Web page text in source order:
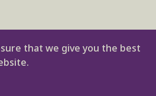
that we give you the best